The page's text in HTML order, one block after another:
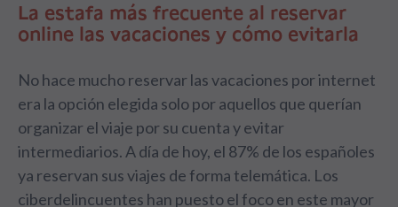
La estafa más frecuente al reservar
online las vacaciones y cómo evitarla
No hace mucho reservar las vacaciones por internet
era la opción elegida solo por aquellos que querían
organizar el viaje por su cuenta y evitar
intermediarios. A día de hoy, el 87% de los españoles
ya reservan sus viajes de forma telemática. Los
ciberdelincuentes han puesto el foco en este mayor